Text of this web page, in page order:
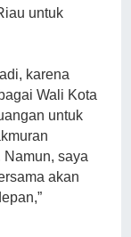
untuk
karena
Wali Kota
untuk
Namun, saya
akan